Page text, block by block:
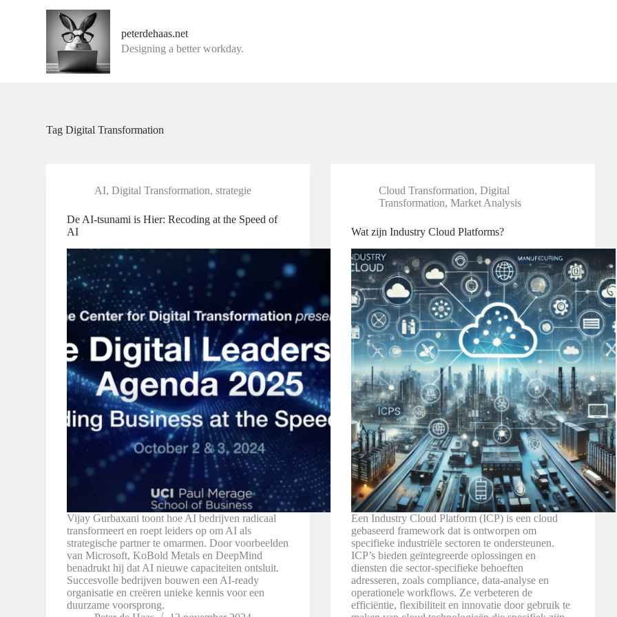
peterdehaas.net
Designing a better workday.
Tag Digital Transformation
AI,Digital Transformation,strategie
De AI-tsunami is Hier: Recoding at the Speed of
AI
Vijay Gurbaxani toont hoe AI bedrijven radicaal
transformeert en roept leiders op om AI als
strategische partner te omarmen. Door voorbeelden
van Microsoft, KoBold Metals en DeepMind
benadrukt hij dat AI nieuwe capaciteiten ontsluit.
Succesvolle bedrijven bouwen een AI-ready
organisatie en creëren unieke kennis voor een
duurzame voorsprong.
Cloud Transformation,Digital
Transformation,Market Analysis
Wat zijn Industry Cloud Platforms?
Een Industry Cloud Platform (ICP) is een cloud
gebaseerd framework dat is ontworpen om
specifieke industriële sectoren te ondersteunen.
ICP’s bieden geïntegreerde oplossingen en
diensten die sector-specifieke behoeften
adresseren, zoals compliance, data-analyse en
operationele workflows. Ze verbeteren de
efficiëntie, flexibiliteit en innovatie door gebruik te